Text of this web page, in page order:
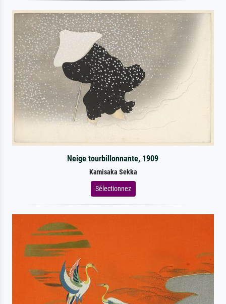
Neige tourbillonnante, 1909
Kamisaka Sekka
Sélectionnez